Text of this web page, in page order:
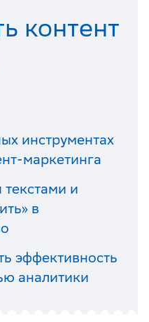
контент
инструментах
маркетинга
и
в
эффективность
аналитики